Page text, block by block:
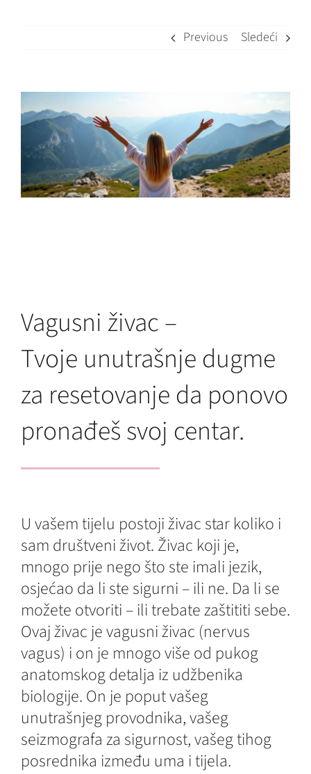
Previous Sledeći
View
Larger
Image
Vagusni živac –
Tvoje unutrašnje dugme
za resetovanje da ponovo
pronađeš svoj centar.
U vašem tijelu postoji živac star koliko i
sam društveni život. Živac koji je,
mnogo prije nego što ste imali jezik,
osjećao da li ste sigurni – ili ne. Da li se
možete otvoriti – ili trebate zaštititi sebe.
Ovaj živac je vagusni živac (nervus
vagus) i on je mnogo više od pukog
anatomskog detalja iz udžbenika
biologije. On je poput vašeg
unutrašnjeg provodnika, vašeg
seizmografa za sigurnost, vašeg tihog
posrednika između uma i tijela.